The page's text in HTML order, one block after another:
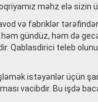
məhz elə sizin
və fabriklər
gündüz, həm də
Qablasdirici teleb
istəyənlər üçün
vacibdir. Bu işdə